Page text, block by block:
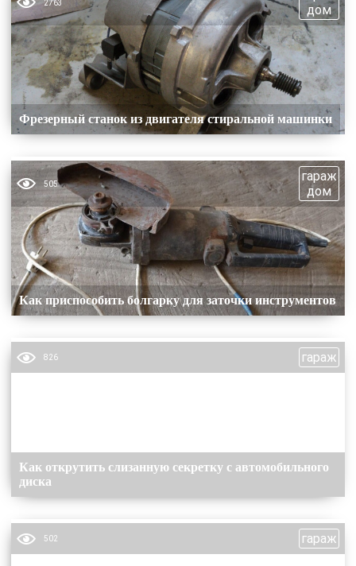
2763
дом
Фрезерный станок из двигателя стиральной машинки
505
гараж
дом
Как приспособить болгарку для заточки инструментов
826 гараж
Как открутить слизанную секретку с автомобильного
диска
502 гараж